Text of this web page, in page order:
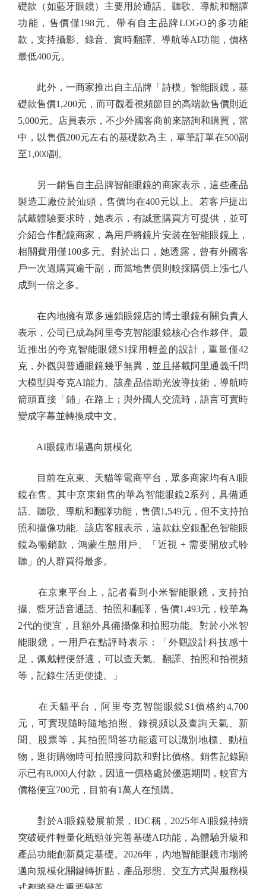
礎款（如藍牙眼鏡）主要用於通話、聽歌、導航和翻譯
功能，售價僅198元。帶有自主品牌LOGO的多功能
款，支持攝影、錄音、實時翻譯、導航等AI功能，價格
最低400元。
此外，一商家推出自主品牌「詩模」智能眼鏡，基
礎款售價1,200元，而可觀看視頻節目的高端款售價則近
5,000元。店員表示，不少外國客商前來諮詢和購買，當
中，以售價200元左右的基礎款為主，單筆訂單在500副
至1,000副。
另一銷售自主品牌智能眼鏡的商家表示，這些產品
製造工廠位於汕頭，售價均在400元以上。若客戶提出
試戴體驗要求時，她表示，有誠意購買方可提供，並可
介紹合作配鏡商家，為用戶將鏡片安裝在智能眼鏡上，
相關費用僅100多元。對於出口，她透露，曾有外國客
戶一次過購買逾千副，而當地售價則較採購價上漲七八
成到一倍之多。
在內地擁有眾多連鎖眼鏡店的博士眼鏡有關負責人
表示，公司已成為阿里夸克智能眼鏡核心合作夥伴。最
近推出的夸克智能眼鏡S1採用輕盈的設計，重量僅42
克，外觀與普通眼鏡幾乎無異，並且搭載阿里通義千問
大模型與夸克AI能力。該產品借助光波導技術，導航時
箭頭直接「鋪」在路上；與外國人交流時，語言可實時
變成字幕並轉換成中文。
AI眼鏡市場邁向規模化
目前在京東、天貓等電商平台，眾多商家均有AI眼
鏡在售。其中京東銷售的華為智能眼鏡2系列，具備通
話、聽歌、導航和翻譯功能，售價1,549元，但不支持拍
照和攝像功能。該店客服表示，這款鈦空銀配色智能眼
鏡為暢銷款，鴻蒙生態用戶、「近視 + 需要開放式聆
聽」的人群買得最多。
在京東平台上，記者看到小米智能眼鏡，支持拍
攝、藍牙語音通話、拍照和翻譯，售價1,493元，較華為
2代的便宜，且額外具備攝像和拍照功能。對於小米智
能眼鏡，一用戶在點評時表示：「外觀設計科技感十
足，佩戴輕便舒適，可以查天氣、翻譯、拍照和拍視頻
等，記錄生活更便捷。」
在天貓平台，阿里夸克智能眼鏡S1價格約4,700
元，可實現隨時隨地拍照、錄視頻以及查詢天氣、新
聞、股票等，其拍照問答功能還可以識別地標、動植
物，逛街購物時可拍照搜同款和對比價格。銷售記錄顯
示已有8,000人付款，因這一價格處於優惠期間，較官方
價格便宜700元，目前有1萬人在預購。
對於AI眼鏡發展前景，IDC稱，2025年AI眼鏡持續
突破硬件輕量化瓶頸並完善基礎AI功能，為體驗升級和
產品功能創新奠定基礎。2026年，內地智能眼鏡市場將
邁向規模化關鍵轉折點，產品形態、交互方式與服務模